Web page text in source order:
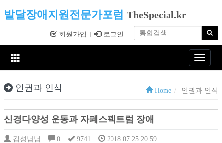
발달장애지원전문가포럼 TheSpecial.kr
회원가입 로그인
Toggle
인권과 인식 Home 인권과 인식
신경다양성 운동과 자폐스펙트럼 장애
김성남님 0 9741 2018.07.25 20:59